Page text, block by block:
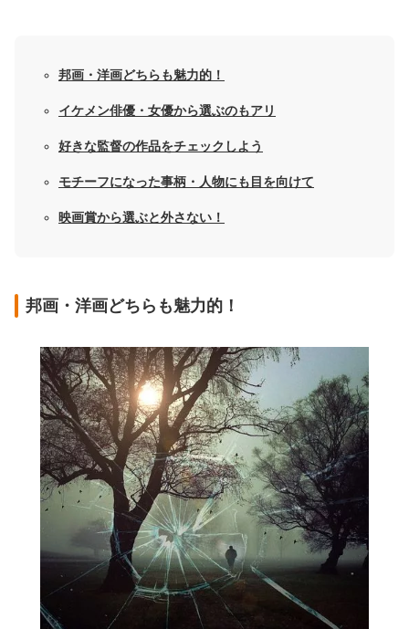
邦画・洋画どちらも魅力的！
イケメン俳優・女優から選ぶのもアリ
好きな監督の作品をチェックしよう
モチーフになった事柄・人物にも目を向けて
映画賞から選ぶと外さない！
邦画・洋画どちらも魅力的！